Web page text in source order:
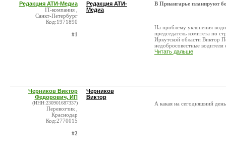
Редакция АТИ-Медиа
IT-компания ,
Санкт-Петербург
Код:1971890
#1
Редакция АТИ-
Медиа
В Приангарье планируют
На проблему уклонения
председатель комитета по
Иркутской области Виктор
недобросовестные водители
Читать дальше
Черников Виктор
Федорович, ИП
(ИНН:230901687337)
Перевозчик ,
Краснодар
Код:2770015
#2
Черников
Виктор
А какая на сегодняшний